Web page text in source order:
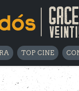
TOP CINE